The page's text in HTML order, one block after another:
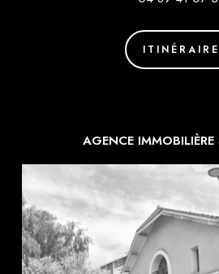
ITINÉRAIRE
AGENCE IMMOBILIÈRE